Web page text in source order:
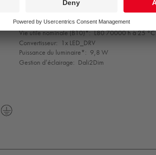
Indice min. de rendu des couleurs:
2700 Kelvin
Tolérance de la couleur (MacAdam intial):
Vie utile nominale (B10)*: L80 70000 h à 25 °C
Convertisseur: 1x LED_DRV
Puissance du luminaire*: 9,8 W
Gestion d’éclairage: Dali2Dim